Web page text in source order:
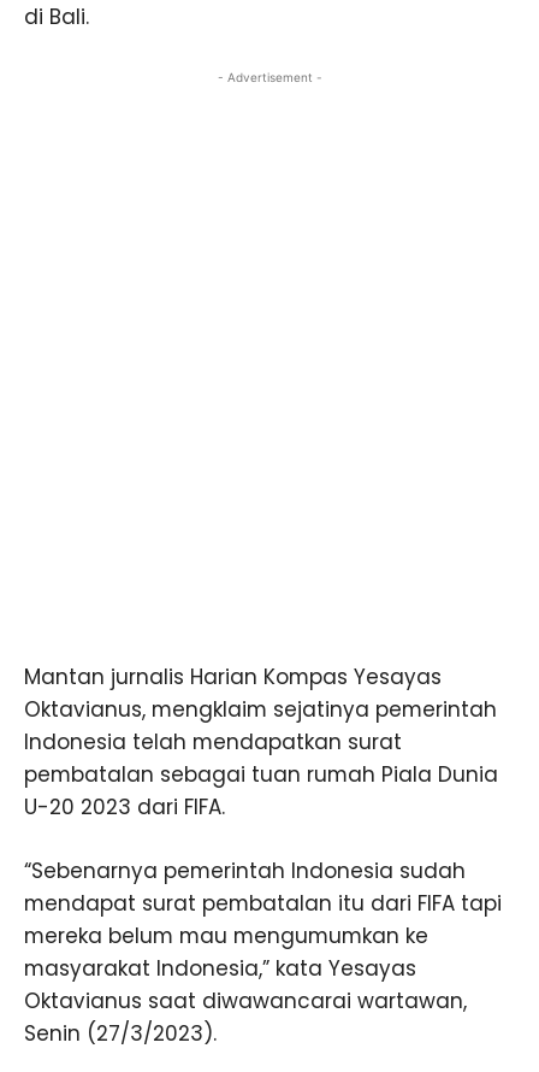
di Bali.
- Advertisement -
Mantan jurnalis Harian Kompas Yesayas
Oktavianus, mengklaim sejatinya pemerintah
Indonesia telah mendapatkan surat
pembatalan sebagai tuan rumah Piala Dunia
U-20 2023 dari FIFA.
“Sebenarnya pemerintah Indonesia sudah
mendapat surat pembatalan itu dari FIFA tapi
mereka belum mau mengumumkan ke
masyarakat Indonesia,” kata Yesayas
Oktavianus saat diwawancarai wartawan,
Senin (27/3/2023).